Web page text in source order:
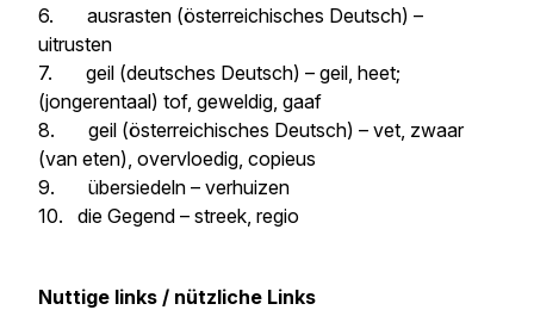
6. ausrasten (österreichisches Deutsch) –
uitrusten
7. geil (deutsches Deutsch) – geil, heet;
(jongerentaal) tof, geweldig, gaaf
8. geil (österreichisches Deutsch) – vet, zwaar
(van eten), overvloedig, copieus
9. übersiedeln – verhuizen
10. die Gegend – streek, regio
Nuttige links / nützliche Links